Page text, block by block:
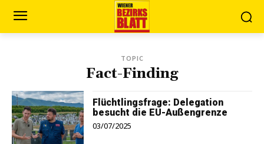
TOPIC
Fact-Finding
Flüchtlingsfrage: Delegation
besucht die EU-Außengrenze
03/07/2025